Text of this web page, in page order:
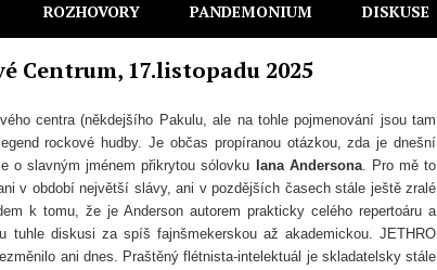
ROZHOVORY PANDEMONIUM DISKUSE
Centrum, 17.listopadu 2025
centra (někdejšího Pakulu, ale na tohle pojmenování jsou tam
rockové hudby. Je občas propíranou otázkou, zda je dnešní
o slavným jménem přikrytou sólovku Iana Andersona. Pro mě to
v období největší slávy, ani v pozdějších časech stále ještě zralé
k tomu, že je Anderson autorem prakticky celého repertoáru a
tuhle diskusi za spíš fajnšmekerskou až akademickou. JETHRO
ani dnes. Praštěný flétnista-intelektuál je skladatelsky stále